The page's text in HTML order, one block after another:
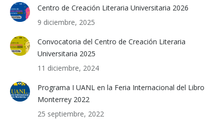
Centro de Creación Literaria Universitaria 2026
9 diciembre, 2025
Convocatoria del Centro de Creación Literaria
Universitaria 2025
11 diciembre, 2024
Programa I UANL en la Feria Internacional del Libro
Monterrey 2022
25 septiembre, 2022